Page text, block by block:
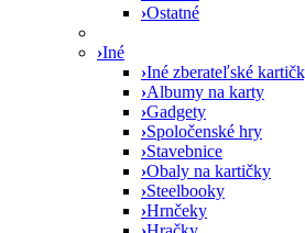
›Ostatné
›Iné
›Iné zberateľské
›Albumy na karty
›Gadgety
›Spoločenské hry
›Stavebnice
›Obaly na kartičky
›Steelbooky
›Hrnčeky